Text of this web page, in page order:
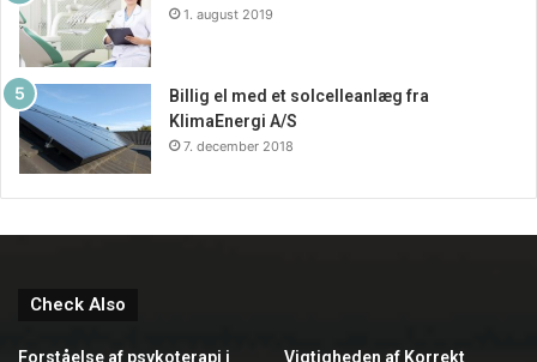
1. august 2019
Billig el med et solcelleanlæg fra
KlimaEnergi A/S
7. december 2018
Check Also
Forståelse af psykoterapi i
Vigtigheden af Korrekt